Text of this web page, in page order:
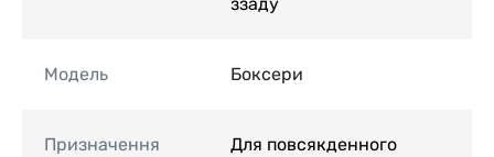
Модель Боксери
Призначення
Для повсякденного